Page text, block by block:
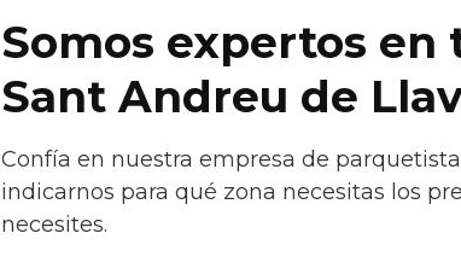
Somos expertos
Sant Andreu de
Confía en nuestra empresa de
indicarnos para qué zona necesitas los
necesites.